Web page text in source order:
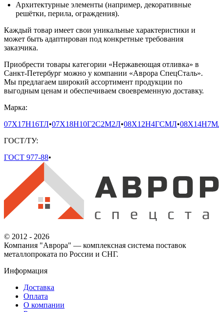
Архитектурные элементы (например, декоративные
решётки, перила, ограждения).
Каждый товар имеет свои уникальные характеристики и
может быть адаптирован под конкретные требования
заказчика.
Приобрести товары категории «Нержавеющая отливка» в
Санкт-Петербург можно у компании «Аврора СпецСталь».
Мы предлагаем широкий ассортимент продукции по
выгодным ценам и обеспечиваем своевременную доставку.
Марка:
07Х17Н16ТЛ•07Х18Н10Г2С2М2Л•08Х12Н4ГСМЛ•
ГОСТ/ТУ:
ГОСТ 977-88•
© 2012 - 2026
Компания "Аврора" — комплексная система поставок
металлопроката по России и СНГ.
Информация
Доставка
Оплата
О компании